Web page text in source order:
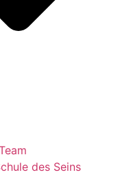
des Seins